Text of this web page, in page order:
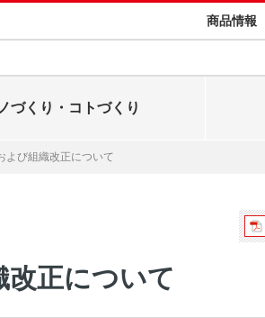
商品情報
づくり・コトづくり
よび組織改正について
改正について